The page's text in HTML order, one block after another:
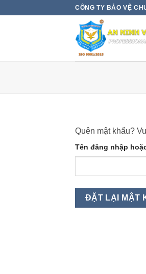
CÔNG TY BẢO VỆ
Quên mật khẩu?
Tên đăng nhập
ĐẶT LẠI MẬT